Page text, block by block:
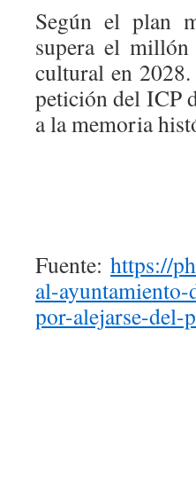
Según el plan
supera el
cultural en 2028.
petición del ICP
a la memoria
Fuente: https://
al-
por-alejarse-